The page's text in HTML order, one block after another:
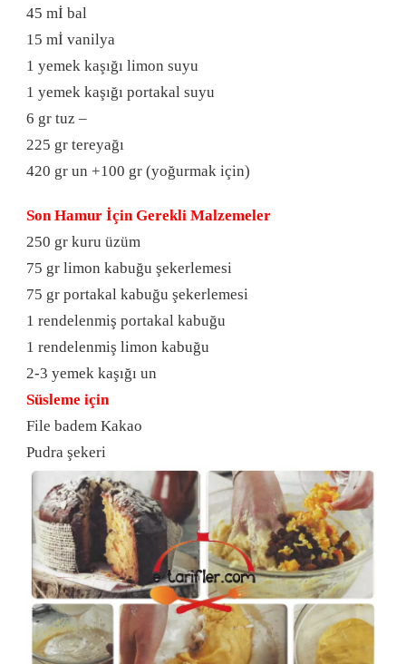
45 mİ bal
15 mİ vanilya
1 yemek kaşığı limon suyu
1 yemek kaşığı portakal suyu
6 gr tuz –
225 gr tereyağı
420 gr un +100 gr (yoğurmak için)
Son Hamur İçin Gerekli Malzemeler
250 gr kuru üzüm
75 gr limon kabuğu şekerlemesi
75 gr portakal kabuğu şekerlemesi
1 rendelenmiş portakal kabuğu
1 rendelenmiş limon kabuğu
2-3 yemek kaşığı un
Süsleme için
File badem Kakao
Pudra şekeri